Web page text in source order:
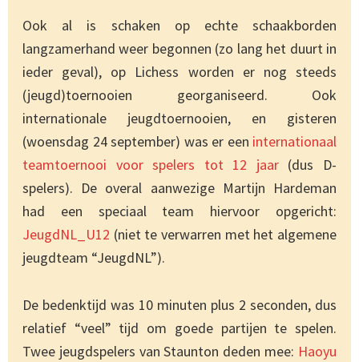
Ook al is schaken op echte schaakborden
langzamerhand weer begonnen (zo lang het duurt in
ieder geval), op Lichess worden er nog steeds
(jeugd)toernooien georganiseerd. Ook
internationale jeugdtoernooien, en gisteren
(woensdag 24 september) was er een internationaal
teamtoernooi voor spelers tot 12 jaar(dus D-
spelers). De overal aanwezige Martijn Hardeman
had een speciaal team hiervoor opgericht:
JeugdNL_U12 (niet te verwarren met het algemene
jeugdteam “JeugdNL”).
De bedenktijd was 10 minuten plus 2 seconden, dus
relatief “veel” tijd om goede partijen te spelen.
Twee jeugdspelers van Staunton deden mee: Haoyu